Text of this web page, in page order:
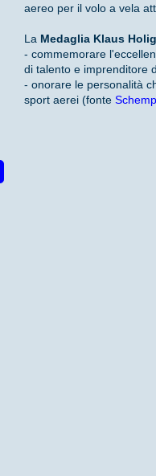
aereo per il volo a vela
La Medaglia Klaus
- commemorare
di talento e imprenditore
- onorare le personalità
sport aerei (fonte